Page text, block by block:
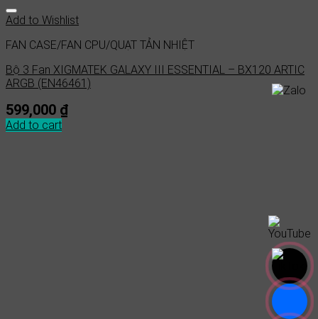
Add to Wishlist
FAN CASE/FAN CPU/QUẠT TẢN NHIỆT
Bộ 3 Fan XIGMATEK GALAXY III ESSENTIAL – BX120 ARTIC
ARGB (EN46461)
599,000 ₫
Add to cart